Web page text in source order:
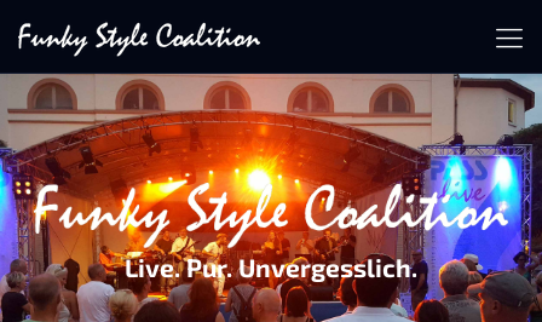
Live. Pur. Unvergesslich.